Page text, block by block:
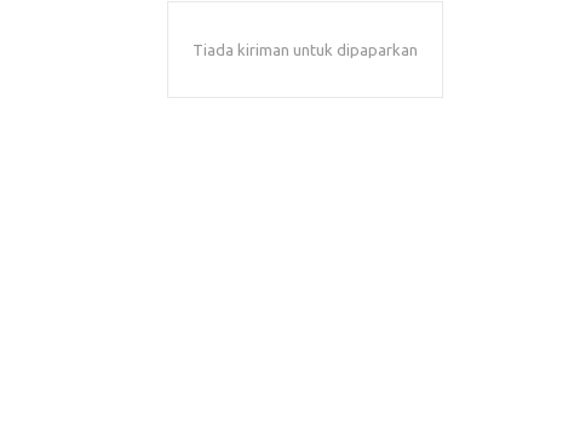
Tiada kiriman untuk dipaparkan